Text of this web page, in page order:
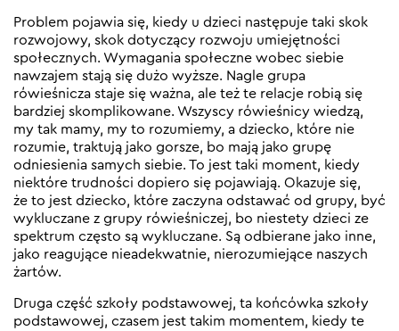
Problem pojawia się, kiedy u dzieci następuje taki skok
rozwojowy, skok dotyczący rozwoju umiejętności
społecznych. Wymagania społeczne wobec siebie
nawzajem stają się dużo wyższe. Nagle grupa
rówieśnicza staje się ważna, ale też te relacje robią się
bardziej skomplikowane. Wszyscy rówieśnicy wiedzą,
my tak mamy, my to rozumiemy, a dziecko, które nie
rozumie, traktują jako gorsze, bo mają jako grupę
odniesienia samych siebie. To jest taki moment, kiedy
niektóre trudności dopiero się pojawiają. Okazuje się,
że to jest dziecko, które zaczyna odstawać od grupy, być
wykluczane z grupy rówieśniczej, bo niestety dzieci ze
spektrum często są wykluczane. Są odbierane jako inne,
jako reagujące nieadekwatnie, nierozumiejące naszych
żartów.
Druga część szkoły podstawowej, ta końcówka szkoły
podstawowej, czasem jest takim momentem, kiedy te